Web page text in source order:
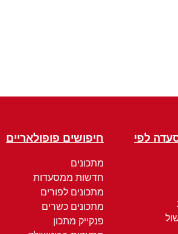
לפי
חיפושים פופולאריים
מתכונים
חדשות ממסעדות
מתכונים לפורים
מתכונים כשרים
פנקייק מתכון